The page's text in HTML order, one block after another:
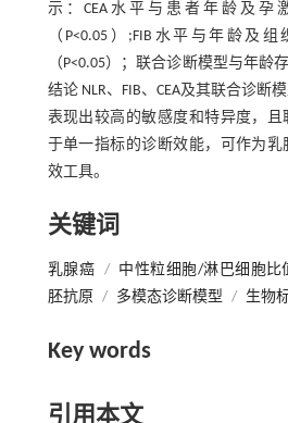
示：CEA水平与患者年龄及孕
（P<0.05）;FIB水平与年龄及
（P<0.05）；联合诊断模型与年龄
结论 NLR、FIB、CEA及其联合诊断
表现出较高的敏感度和特异度，
于单一指标的诊断效能，可作为乳
效工具。
关键词
乳腺癌 / 中性粒细胞/淋巴细胞比
胚抗原 / 多模态诊断模型 / 生物
Key words
引用本文